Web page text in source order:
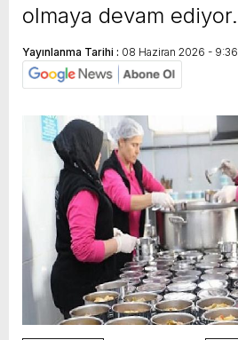
olmaya devam ediyor.
Yayınlanma Tarihi : 08 Haziran 2026 - 9:36